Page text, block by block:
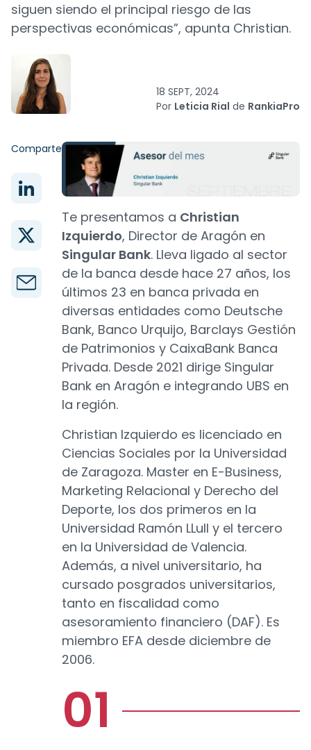
siguen siendo el principal riesgo de las
perspectivas económicas”, apunta Christian.
18 SEPT, 2024
Por Leticia Rial de RankiaPro
Comparte
Te presentamos a Christian
Izquierdo, Director de Aragón en
Singular Bank. Lleva ligado al sector
de la banca desde hace 27 años, los
últimos 23 en banca privada en
diversas entidades como Deutsche
Bank, Banco Urquijo, Barclays Gestión
de Patrimonios y CaixaBank Banca
Privada. Desde 2021 dirige Singular
Bank en Aragón e integrando UBS en
la región.
Christian Izquierdo es licenciado en
Ciencias Sociales por la Universidad
de Zaragoza. Master en E-Business,
Marketing Relacional y Derecho del
Deporte, los dos primeros en la
Universidad Ramón LLull y el tercero
en la Universidad de Valencia.
Además, a nivel universitario, ha
cursado posgrados universitarios,
tanto en fiscalidad como
asesoramiento financiero (DAF). Es
miembro EFA desde diciembre de
2006.